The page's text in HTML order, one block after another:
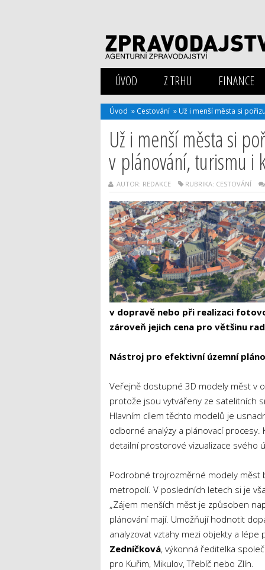
ÚVOD Z TRHU FINANCE
Úvod » Cestování » Už i menší města si
Už i menší města si
v plánování, turismu i
AUTOR: REDAKCE RUBRIKA: CESTOVÁNÍ
v dopravě nebo při realizaci
zároveň jejich cena pro většinu
Nástroj pro efektivní územní
Veřejně dostupné 3D modely měst v
protože jsou vytvářeny ze satelitních
Hlavním cílem těchto modelů je
odborné analýzy a plánovací
detailní prostorové vizualizace svého
Podrobné trojrozměrné modely měst
metropolí. V posledních letech si je
„Zájem menších měst je způsoben
plánování mají. Umožňují hodnotit
analyzovat vztahy mezi objekty a lépe
Zedníčková, výkonná ředitelka
pro Kuřim, Mikulov, Třebíč nebo Zlín.